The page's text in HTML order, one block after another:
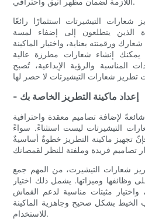
شعارات التيشيرتات استثمارًا رائعًا
الذين يتطلعون إلى إضفاء لمسة
ورقمنته بعناية، واختيار الماكينة
يمكنك إنشاء شعارات مطرزة عالية
المناسبة والرؤية الإبداعية، تُصبح
- إعداد ماكينة التطريز الخاصة بك
لإضافة تصاميم معقدة واحترافية
التيشيرتات ليست استثناءً. سواءً
تجهيز ماكينة التطريز خطوةٌ أساسيةٌ
شعارات التيشيرت، من المهم جمع
وظائفها وميزاتها. يشمل ذلك اختيار
مثبتات مناسبة لدعم القماش
الخيط بشكل صحيح وجاهزية الماكينة
للاستخدام.